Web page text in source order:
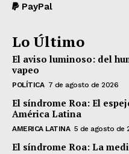
PayPal
Lo Último
El aviso luminoso: del
vapeo
POLÍTICA 7 de agosto de 2026
El síndrome Roa: El
América Latina
AMERICA LATINA 5 de agosto de
El síndrome Roa: La